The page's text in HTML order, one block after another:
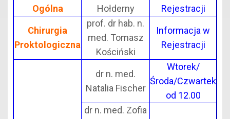
Ogólna
Hołderny
Rejestracji
Chirurgia
Proktologiczna
prof. dr hab. n.
med. Tomasz
Kościński
Informacja w
Rejestracji
dr n. med.
Natalia Fischer
Wtorek/
Środa/Czwartek
od 12.00
dr n. med. Zofia